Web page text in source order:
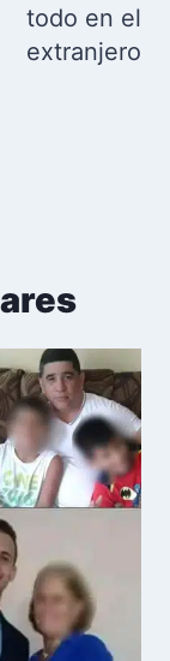
todo en el
extranjero